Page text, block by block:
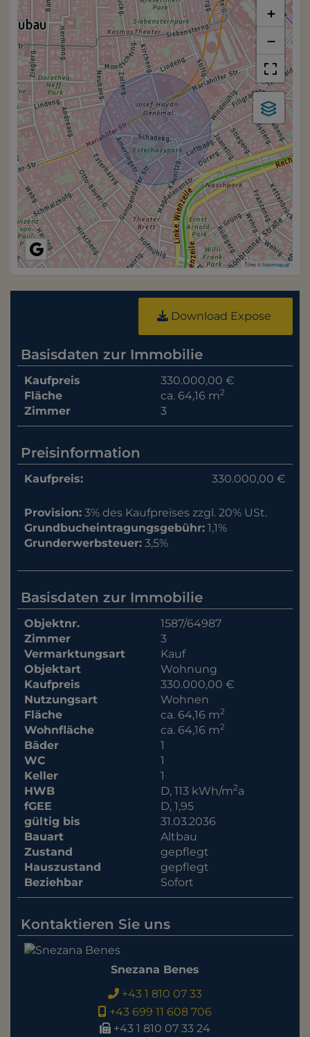
+
−
Tiles ©basemap.at
Download Expose
Basisdaten zur Immobilie
Kaufpreis
330.000,00 €
Fläche
ca. 64,16 m2
Zimmer 3
Preisinformation
Kaufpreis: 330.000,00 €
Provision: 3% des Kaufpreises zzgl. 20% USt.
Grundbucheintragungsgebühr: 1,1%
Grunderwerbsteuer: 3,5%
Basisdaten zur Immobilie
Objektnr.
1587/64987
Zimmer
3
Vermarktungsart
Kauf
Objektart
Wohnung
Kaufpreis
330.000,00 €
Nutzungsart
Wohnen
Fläche
ca. 64,16 m2
Wohnfläche ca. 64,16 m2
Bäder
1
WC
1
Keller
1
HWB
D, 113 kWh/m2a
fGEE
D, 1,95
gültig bis
31.03.2036
Bauart
Altbau
Zustand
gepflegt
Hauszustand
gepflegt
Beziehbar
Sofort
Kontaktieren Sie uns
Snezana Benes
+43 1 810 07 33
+43 699 11 608 706
+43 1 810 07 33 24